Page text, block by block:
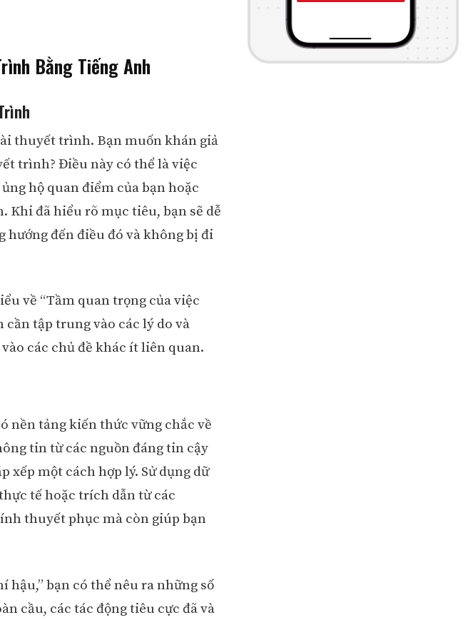
Bằng Tiếng Anh
thuyết trình. Bạn muốn khán giả
trình? Điều này có thể là việc
hộ quan điểm của bạn hoặc
Khi đã hiểu rõ mục tiêu, bạn sẽ dễ
hướng đến điều đó và không bị đi
về “Tầm quan trọng của việc
tập trung vào các lý do và
các chủ đề khác ít liên quan.
nền tảng kiến thức vững chắc về
tin từ các nguồn đáng tin cậy
xếp một cách hợp lý. Sử dụng dữ
tế hoặc trích dẫn từ các
thuyết phục mà còn giúp bạn
bạn có thể nêu ra những số
cầu, các tác động tiêu cực đã và